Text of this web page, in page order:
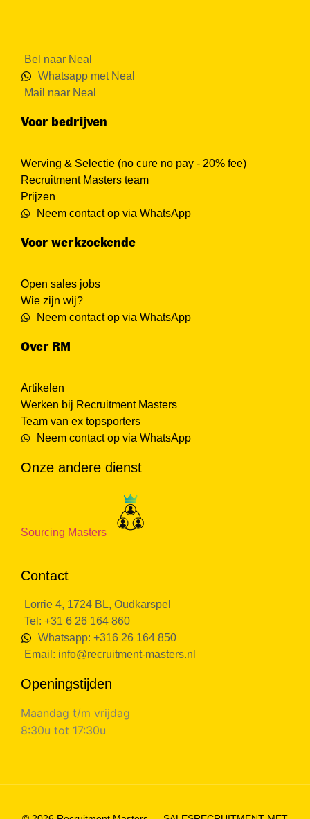
Bel naar Neal
Whatsapp met Neal
Mail naar Neal
Voor bedrijven
Werving & Selectie (no cure no pay - 20% fee)
Recruitment Masters team
Prijzen
Neem contact op via WhatsApp
Voor werkzoekende
Open sales jobs
Wie zijn wij?
Neem contact op via WhatsApp
Over RM
Artikelen
Werken bij Recruitment Masters
Team van ex topsporters
Neem contact op via WhatsApp
Onze andere dienst
Sourcing Masters
Contact
Lorrie 4, 1724 BL, Oudkarspel
Tel: +31 6 26 164 860
Whatsapp: +316 26 164 850
Email: info@recruitment-masters.nl
Openingstijden
Maandag t/m vrijdag
8:30u tot 17:30u